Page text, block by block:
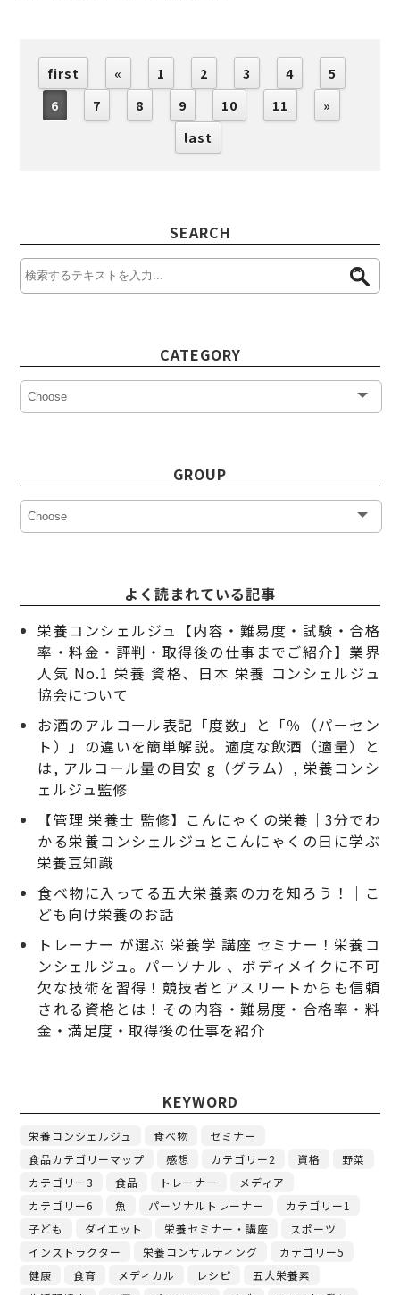
first « 1 2 3 4
5
6
7 8 9 10 11
»
last
SEARCH
CATEGORY
GROUP
よく読まれている記事
栄養コンシェルジュ【内容・難易度・試験・合格
率・料金・評判・取得後の仕事までご紹介】業界
人気 No.1 栄養 資格、日本 栄養 コンシェルジュ
協会について
お酒のアルコール表記「度数」と「％（パーセン
ト）」の違いを簡単解説。適度な飲酒（適量）と
は, アルコール量の目安 g（グラム）, 栄養コンシ
ェルジュ監修
【管理 栄養士 監修】こんにゃくの栄養｜3分でわ
かる栄養コンシェルジュとこんにゃくの日に学ぶ
栄養豆知識
食べ物に入ってる五大栄養素の力を知ろう！｜こ
ども向け栄養のお話
トレーナー が選ぶ 栄養学 講座 セミナー！栄養コ
ンシェルジュ。パーソナル 、ボディメイクに不可
欠な技術を習得！競技者とアスリートからも信頼
される資格とは！その内容・難易度・合格率・料
金・満足度・取得後の仕事を紹介
KEYWORD
栄養コンシェルジュ 食べ物
セミナー
食品カテゴリーマップ
感想 カテゴリー2 資格
野菜
カテゴリー3
食品 トレーナー
メディア
カテゴリー6
魚 パーソナルトレーナー
カテゴリー1
子ども
ダイエット 栄養セミナー・講座
スポーツ
インストラクター
栄養コンサルティング
カテゴリー5
健康
食育 メディカル レシピ
五大栄養素